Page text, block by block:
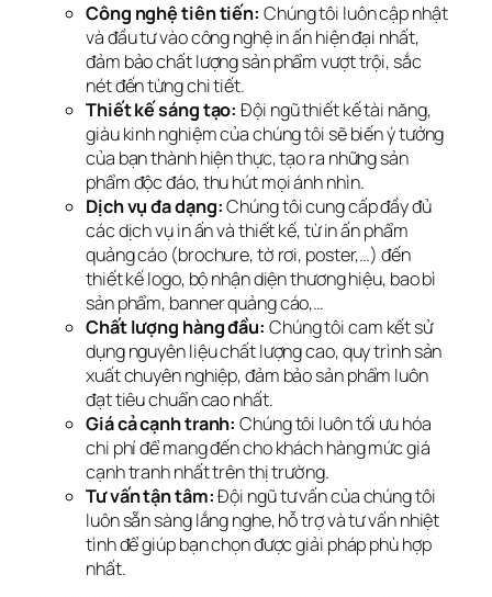
Công nghệ tiên tiến: Chúng tôi luôn cập nhật
và đầu tư vào công nghệ in ấn hiện đại nhất,
đảm bảo chất lượng sản phẩm vượt trội, sắc
nét đến từng chi tiết.
Thiết kế sáng tạo: Đội ngũ thiết kế tài năng,
giàu kinh nghiệm của chúng tôi sẽ biến ý tưởng
của bạn thành hiện thực, tạo ra những sản
phẩm độc đáo, thu hút mọi ánh nhìn.
Dịch vụ đa dạng:Chúng tôi cung cấp đầy đủ
các dịch vụ in ấn và thiết kế, từ in ấn phẩm
quảng cáo (brochure, tờ rơi, poster,…) đến
thiết kế logo, bộ nhận diện thương hiệu, bao bì
sản phẩm, banner quảng cáo,…
Chất lượng hàng đầu: Chúng tôi cam kết sử
dụng nguyên liệu chất lượng cao, quy trình sản
xuất chuyên nghiệp, đảm bảo sản phẩm luôn
đạt tiêu chuẩn cao nhất.
Giá cả cạnh tranh: Chúng tôi luôn tối ưu hóa
chi phí để mang đến cho khách hàng mức giá
cạnh tranh nhất trên thị trường.
Tư vấn tận tâm:Đội ngũ tư vấn của chúng tôi
luôn sẵn sàng lắng nghe, hỗ trợ và tư vấn nhiệt
tình để giúp bạn chọn được giải pháp phù hợp
nhất.